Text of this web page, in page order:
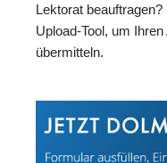
Lektorat
Upload-Tool, um
übermitteln.